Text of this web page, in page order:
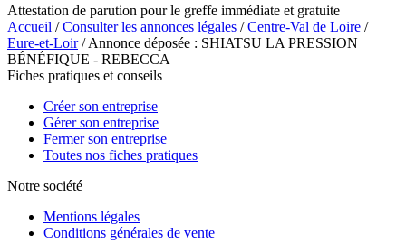
Attestation de parution pour le greffe immédiate et gratuite
Accueil /Consulter les annonces légales /Centre-Val de Loire /
Eure-et-Loir/ Annonce déposée : SHIATSU LA PRESSION
BÉNÉFIQUE - REBECCA
Fiches pratiques et conseils
Créer son entreprise
Gérer son entreprise
Fermer son entreprise
Toutes nos fiches pratiques
Notre société
Mentions légales
Conditions générales de vente